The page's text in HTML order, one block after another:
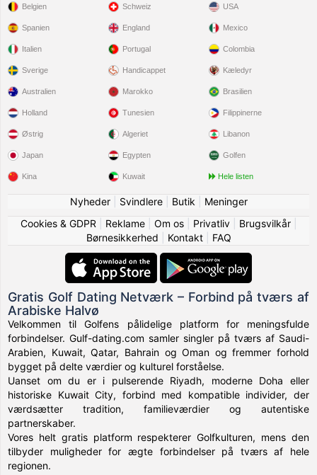
Belgien
Spanien
Italien
Sverige
Schweiz
England
Portugal
Handicappet
USA
Mexico
Colombia
Kæledyr
Australien
Holland
Østrig
Japan
Kina
Marokko
Tunesien
Algeriet
Egypten
Kuwait
Brasilien
Filippinerne
Libanon
Golfen
Hele listen
Nyheder| Svindlere| Butik
Meninger
Cookies & GDPR
Reklame| Om os| Privatliv| Brugsvilkår|
Børnesikkerhed
Kontakt| FAQ
Gratis Golf Dating Netværk – Forbind på tværs af
Arabiske Halvø
Velkommen til Golfens pålidelige platform for meningsfulde
forbindelser. Gulf-dating.com samler singler på tværs af Saudi-
Arabien, Kuwait, Qatar, Bahrain og Oman og fremmer forhold
bygget på delte værdier og kulturel forståelse.
Uanset om du er i pulserende Riyadh, moderne Doha eller
historiske Kuwait City, forbind med kompatible individer, der
værdsætter tradition, familieværdier og autentiske
partnerskaber.
Vores helt gratis platform respekterer Golfkulturen, mens den
tilbyder muligheder for ægte forbindelser på tværs af hele
regionen.